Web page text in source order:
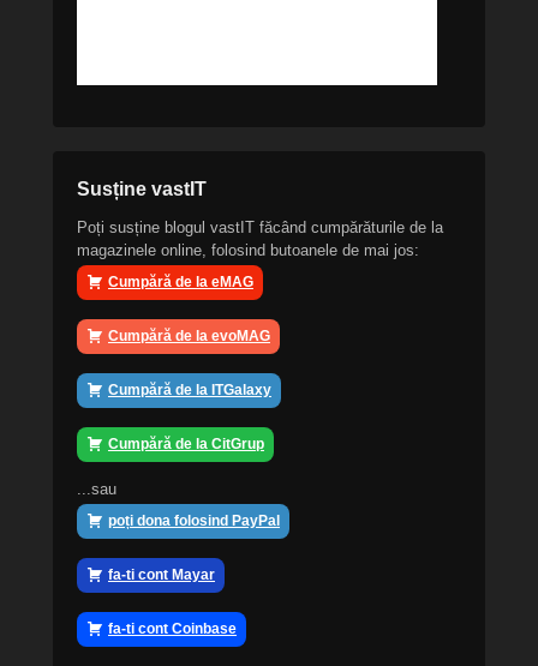
Susține vastIT
Poți susține blogul vastIT făcând cumpărăturile de la
magazinele online, folosind butoanele de mai jos:
Cumpără de la eMAG
Cumpără de la evoMAG
Cumpără de la ITGalaxy
Cumpără de la CitGrup
...sau
poți dona folosind PayPal
fa-ti cont Mayar
fa-ti cont Coinbase